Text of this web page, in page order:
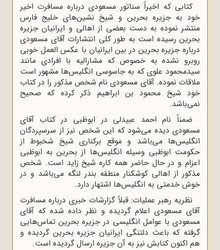
کتابی که اخیراً سناتور مسعودی درباره مسافرت اخیر
خود به جزیره بحرین و شیخ نشین‌های خلیج فارس
منتشر نموده به دست بعضی از اهالی و ایرانیان جزیره
بحرین رسیده است به طور کلی انتشارات آقای مسعودی
درباره جزیره بحرین در بین ایرانیان با عکس العمل خوبی
روبرو نشده به خصوص که مشارالیه با افرادی مانند
سیدمحمود علوی که به جاسوسی انگلیس‌ها مشهور است
ملاقات نموده. آقای مسعودی نام شخص مذکور را در کتاب
خود شیخ محمود بن ابراهیم ذکر کرده که صحیح
نمی‌باشد.
ضمناً نام احمد عبیدلی در ابوظبی در کتاب آقای
مسعودی دیده می‌شود که این شخص نیز از سرسپردگان
انگلیس‌ها می‌باشد و موقع برکناری شیخ شخبوط از
حکومت ابوظبی وسیله انگلیس‌ها از بحرین به ابوظبی
اعزام و در حال حاضر همه کاره شیخ زاید است. شخص
مذکور از اهالی کوشکنار منطقه بندر لنگه می‌باشد و در
خوش خدمتی به انگلیس‌ها اشتهار دارد.
نظریه رهبر عملیات: قبلاً گزارشات خبری درباره مسافرت
آقای مسعودی اعلام گردیده و نظر داده شده که آقای
مسعودی با عوامل انگلیسی در جزیره بحرین تماس‌هایی
گرفته که باعث دلتنگی ایرانیان جزیره بحرین گردیده و
هم اکنون کتابش نیز به آن جزیره ارسال گردیده است.